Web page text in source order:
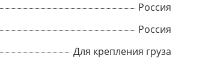
Россия
Россия
Для крепления груза